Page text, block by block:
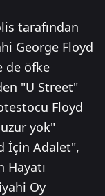
tarafından
George Floyd
de öfke
"U Street"
Floyd
yok"
İçin Adalet",
Hayatı
Oy